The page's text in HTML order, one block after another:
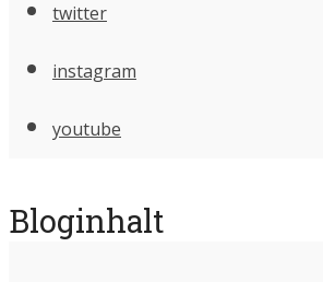
twitter
instagram
youtube
Bloginhalt